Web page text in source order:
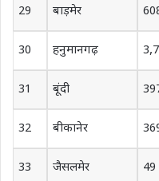
29 बाड़मेर
30 हनुमानगढ़
31 बूंदी
32 बीकानेर
33 जैसलमेर 49